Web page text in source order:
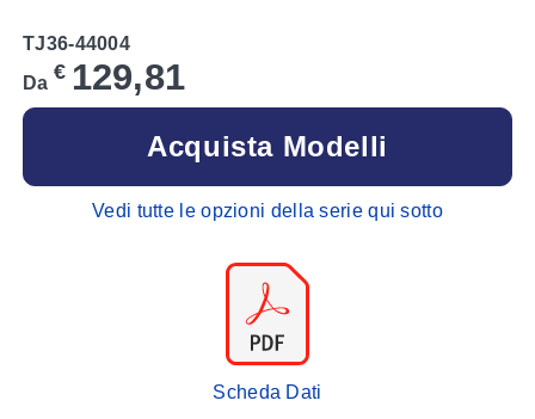
TJ36-44004
Da € 129,81
Acquista Modelli
Vedi tutte le opzioni della serie qui sotto
Scheda Dati